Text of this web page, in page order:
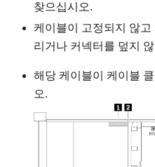
찾으십시오.
케이블이 고정되지 않
리거나 커넥터를 덮지
해당 케이블이 케이블
오.